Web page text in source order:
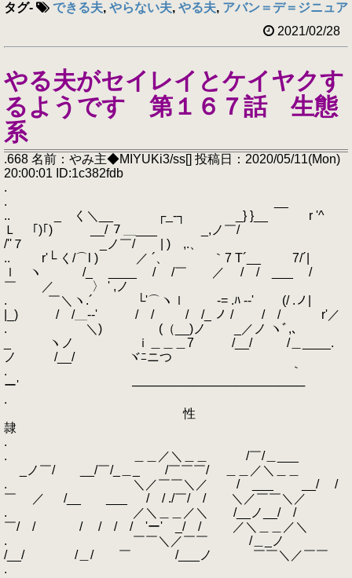
タグ- できる夫, やらない夫, やる夫, アバン＝デ＝ジニュア
2021/02/28
やる夫がセイレイとケイヤクす
るようです 第１６７話 生態
系
.668 名前：やみ主◆MIYUKi3/ss[] 投稿日：2020/05/11(Mon)
20:00:01 ID:1c382fdb
.
. __
.. _ く＼__ ┌_‐┐ _} }__ r '^
Ｌ ｢)｢) __/ ７＿___ _,ノ￣/
/''７ _ノ￣/ | ) ,.、
.. r'└ く/⌒l ) ／ ´、 ｀7 T´__ 7/´|
ｌ ヽ /_ ____ / /￣ ／ / / ___ /
￣ ／ 〉 ' ,ノ
. ￣＼ヽ.´ └'⌒ヽｌ -= .ﾊ -‐' (/ .ノ|
|_) / /＿--' ￣/ / / /_ ノ / ￣/ / r'／
. ＼) (（__)ノ _／ノ ヽﾞ,､
_ ヽノ ｉ＿＿＿7 /__/ /＿____.
ノ /__/ ヾﾆニつ
. ｀
ー' ────────────────────
.
性
隷
.
. ＿＿／＼＿＿ /￣/＿___
_ノ￣/ __/￣/_＿_ /￣￣￣/ ＿＿／＼＿＿
. ＼／￣￣＼／ / ___ __/ /
￣ ／ /__ ___ / / ./￣/ / ＼／￣￣＼／
. ／＼＿＿／＼ /__ノ__/ /
￣/ / / / / / 'ー' _/ / ／＼＿＿／＼
. ￣￣＼／￣￣ /＿_ノ
/__/ /＿/ ￣ /___ノ ￣￣＼／￣￣
.